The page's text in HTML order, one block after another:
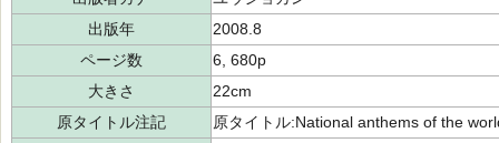
出版年
2008.8
ページ数
6, 680p
大きさ
22cm
原タイトル注記
原タイトル:National anthems of the